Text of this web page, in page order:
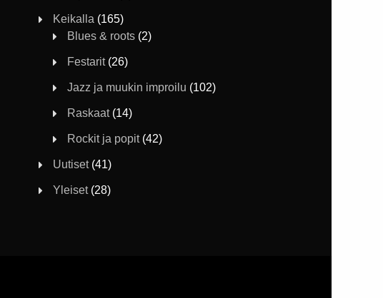
Keikalla (165)
Blues & roots(2)
Festarit(26)
Jazz ja muukin improilu (102)
Raskaat(14)
Rockit ja popit(42)
Uutiset(41)
Yleiset(28)